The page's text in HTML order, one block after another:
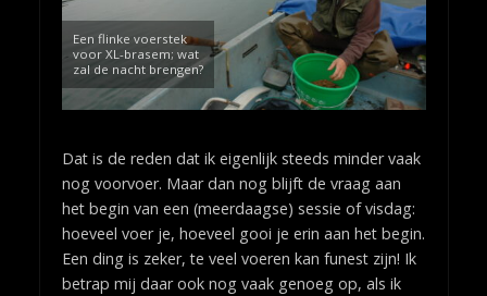
Een flinke voerstek
voor XL-brasem; wat
zal de nacht brengen?
Dat is de reden dat ik eigenlijk steeds minder vaak
nog voorvoer. Maar dan nog blijft de vraag aan
het begin van een (meerdaagse) sessie of visdag:
hoeveel voer je, hoeveel gooi je erin aan het begin.
Een ding is zeker, te veel voeren kan funest zijn! Ik
betrap mij daar ook nog vaak genoeg op, als ik